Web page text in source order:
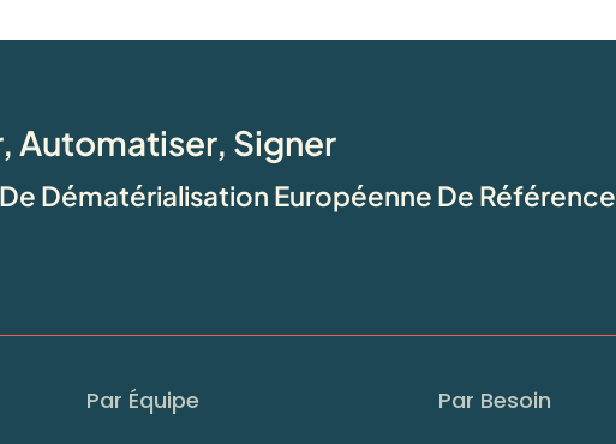
Automatiser, Signer
Dématérialisation Européenne De Référence
Par Équipe Par Besoin